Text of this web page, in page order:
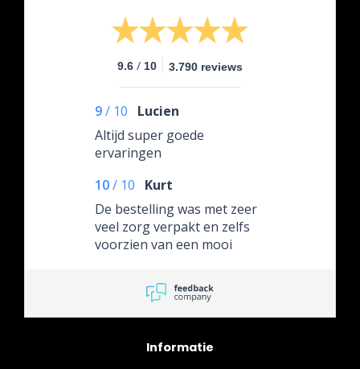
9.6 / 10 3.790 reviews
9/ 10
Lucien
Altijd super goede
ervaringen
10/ 10
Kurt
De bestelling was met zeer
veel zorg verpakt en zelfs
voorzien van een mooi
afgeleverd en in perfecte
Informatie